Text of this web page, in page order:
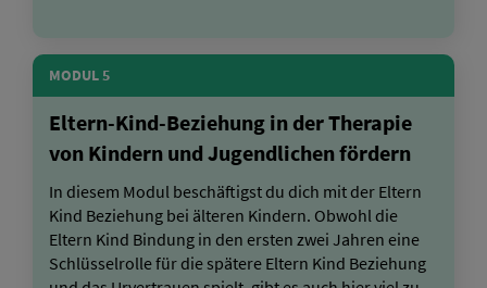
MODUL 5
Eltern-Kind-Beziehung in der Therapie
von Kindern und Jugendlichen fördern
In diesem Modul beschäftigst du dich mit der Eltern
Kind Beziehung bei älteren Kindern. Obwohl die
Eltern Kind Bindung in den ersten zwei Jahren eine
Schlüsselrolle für die spätere Eltern Kind Beziehung